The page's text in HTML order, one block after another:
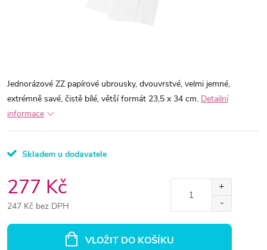
Jednorázové ZZ papírové ubrousky, dvouvrstvé, velmi jemné,
extrémně savé, čistě bílé, větší formát 23,5 x 34 cm. Detailní
informace
Skladem u dodavatele
277 Kč
247 Kč bez DPH
VLOŽIT DO KOŠÍKU